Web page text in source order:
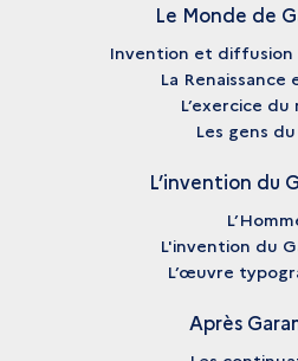
BIBLIOGRAPHIE
Le Monde de
Invention et diffusion
La Renaissance
L’exercice
Les gens
L’invention du
L'invention du
L’œuvre
Après